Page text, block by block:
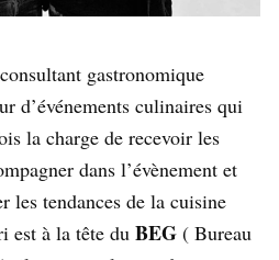
consultant gastronomique
d’événements culinaires qui
la charge de recevoir les
dans l’évènement et
les tendances de la cuisine
est à la tête du BEG ( Bureau